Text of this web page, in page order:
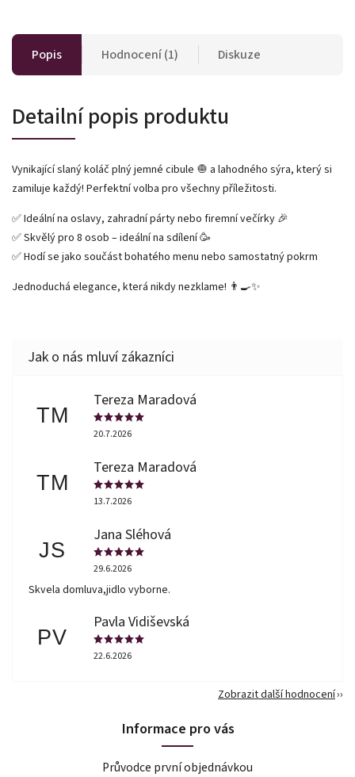
Popis Hodnocení (1) Diskuze
Detailní popis produktu
Vynikající slaný koláč plný jemné cibule 🧅 a lahodného sýra, který si
zamiluje každý! Perfektní volba pro všechny příležitosti.
✅ Ideální na oslavy, zahradní párty nebo firemní večírky 🎉
✅ Skvělý pro 8 osob – ideální na sdílení 🥳
✅ Hodí se jako součást bohatého menu nebo samostatný pokrm
Jednoduchá elegance, která nikdy nezklame! 👨‍🍳✨
TM
Tereza Maradová
20.7.2026
TM
Tereza Maradová
13.7.2026
JS
Jana Sléhová
29.6.2026
Skvela domluva,jidlo vyborne.
PV
Pavla Vidiševská
22.6.2026
Zobrazit další hodnocení
Informace pro vás
Průvodce první objednávkou